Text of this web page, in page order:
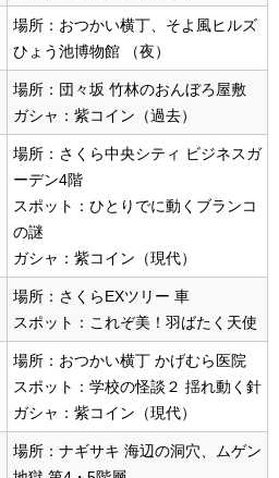
場所：おつかい横丁、そよ風ヒルズ
ひょう池博物館 （夜）
場所：団々坂 竹林のおんぼろ屋敷
ガシャ：紫コイン（過去）
場所：さくら中央シティ ビジネスガ
ーデン4階
スポット：ひとりでに動くブランコ
の謎
ガシャ：紫コイン（現代）
場所：さくらEXツリー 車
スポット：これぞ美！羽ばたく天使
場所：おつかい横丁 かげむら医院
スポット：学校の怪談２ 揺れ動く針
ガシャ：紫コイン（現代）
場所：ナギサキ 海辺の洞穴、ムゲン